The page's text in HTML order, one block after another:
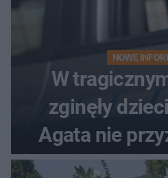
NOWE
W
zginęły
Agata nie